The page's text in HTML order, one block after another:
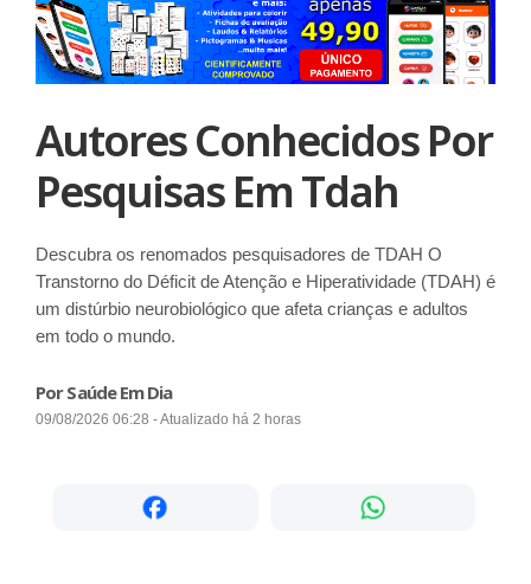
Autores Conhecidos Por
Pesquisas Em Tdah
Descubra os renomados pesquisadores de TDAH O
Transtorno do Déficit de Atenção e Hiperatividade (TDAH) é
um distúrbio neurobiológico que afeta crianças e adultos
em todo o mundo.
Por Saúde Em Dia
09/08/2026 06:28 - Atualizado há 2 horas